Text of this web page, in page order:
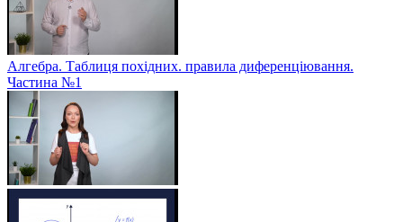
Алгебра. Таблиця похідних. правила диференціювання.
Частина №1